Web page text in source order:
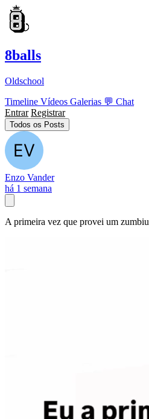
8balls
Oldschool
Timeline Vídeos Galerias 💬 Chat
Entrar Registrar
Todos os Posts
Enzo Vander
há 1 semana
A primeira vez que provei um zumbiu